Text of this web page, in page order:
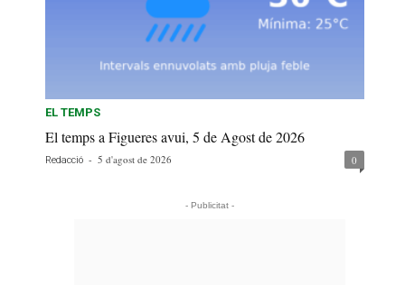
EL TEMPS
El temps a Figueres avui, 5 de Agost de 2026
Redacció - 5 d'agost de 2026 0
- Publicitat -